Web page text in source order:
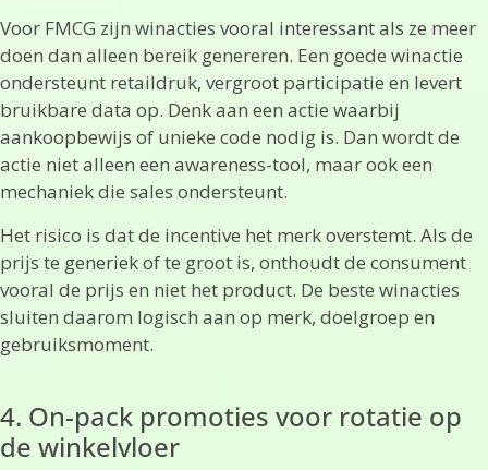
Voor FMCG zijn winacties vooral interessant als ze meer
doen dan alleen bereik genereren. Een goede winactie
ondersteunt retaildruk, vergroot participatie en levert
bruikbare data op. Denk aan een actie waarbij
aankoopbewijs of unieke code nodig is. Dan wordt de
actie niet alleen een awareness-tool, maar ook een
mechaniek die sales ondersteunt.
Het risico is dat de incentive het merk overstemt. Als de
prijs te generiek of te groot is, onthoudt de consument
vooral de prijs en niet het product. De beste winacties
sluiten daarom logisch aan op merk, doelgroep en
gebruiksmoment.
4. On-pack promoties voor rotatie op
de winkelvloer